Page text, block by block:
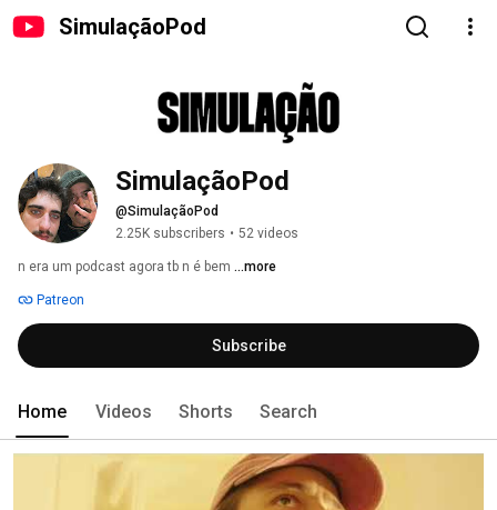
SimulaçãoPod
SimulaçãoPod
@SimulaçãoPod
2.25K subscribers • 52 videos
n era um podcast agora tb n é bem ...more
Patreon
Subscribe
Home Videos Shorts Search